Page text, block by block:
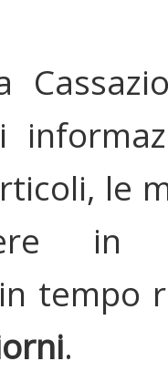
le
in
tempo
.